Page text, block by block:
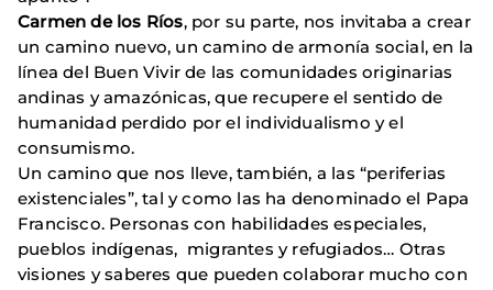
Carmen de los Ríos, por su parte, nos invitaba a crear
un camino nuevo, un camino de armonía social, en la
línea del Buen Vivir de las comunidades originarias
andinas y amazónicas, que recupere el sentido de
humanidad perdido por el individualismo y el
consumismo.
Un camino que nos lleve, también, a las “periferias
existenciales”, tal y como las ha denominado el Papa
Francisco. Personas con habilidades especiales,
pueblos indígenas, migrantes y refugiados… Otras
visiones y saberes que pueden colaborar mucho con